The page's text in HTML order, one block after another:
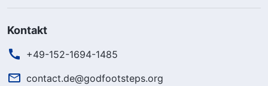
Kontakt
+49-152-1694-1485
contact.de@godfootsteps.org